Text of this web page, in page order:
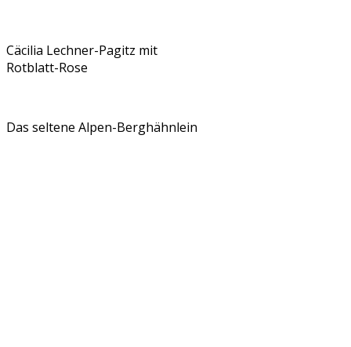
Cäcilia Lechner-Pagitz mit
Rotblatt-Rose
Das seltene Alpen-Berghähnlein